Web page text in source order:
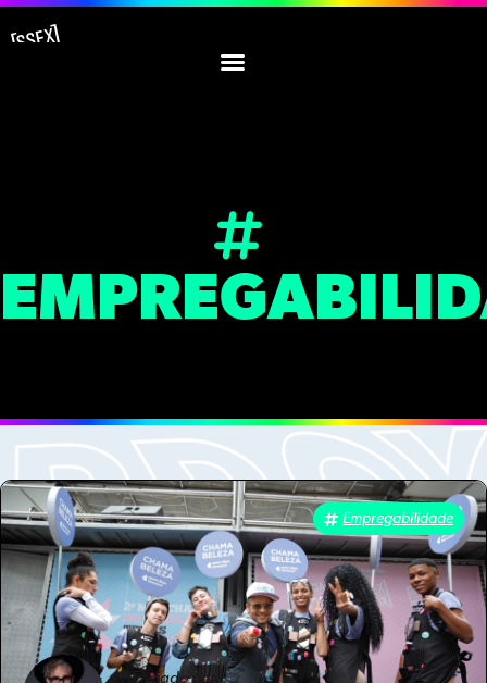
Empregabilidade
Enviado por